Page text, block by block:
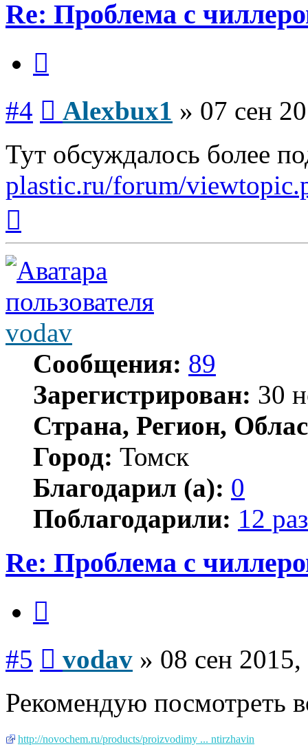
Re: Проблема с
#4 Alexbux1 » 07 сен
Тут обсуждалось более
plastic.ru/forum/
началу
vodav
Сообщения: 89
Зарегистрирован: 30
Страна, Регион,
Город: Томск
Благодарил (а): 0
Поблагодарили: 12 раз
Re: Проблема с
#5 vodav » 08 сен
Рекомендую посмотреть
http://novochem.ru/products/proizvodimy ... ntirzhavin